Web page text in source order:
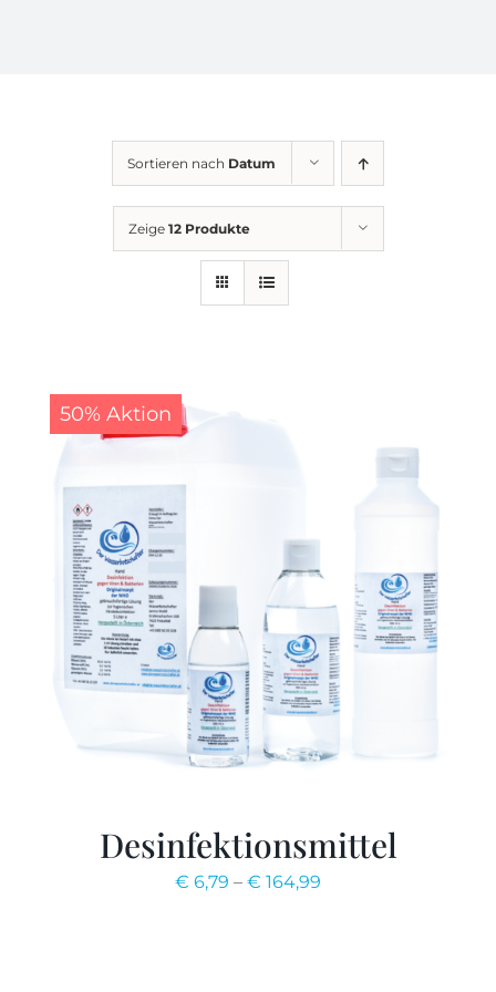
AGB
Impressum
Datenschutz
Sortieren nach Datum
Zeige 12 Produkte
50% Aktion
Desinfektionsmittel
€ 6,79 – € 164,99